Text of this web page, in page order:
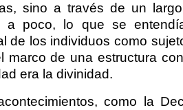
sino a través de un
a poco, lo que se
de los individuos como
marco de una estructura
era la divinidad.
como la